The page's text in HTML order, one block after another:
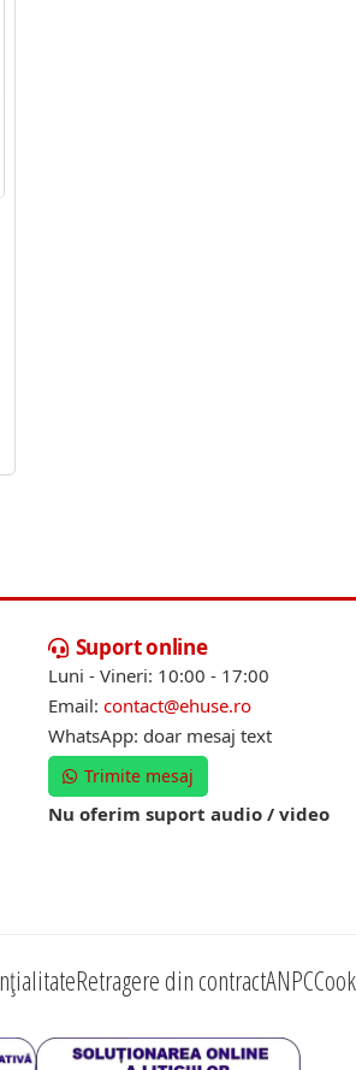
Suport online
Luni - Vineri: 10:00 - 17:00
Email: contact@ehuse.ro
WhatsApp: doar mesaj text
Trimite mesaj
Nu oferim suport audio / video
Retragere din contractANPC